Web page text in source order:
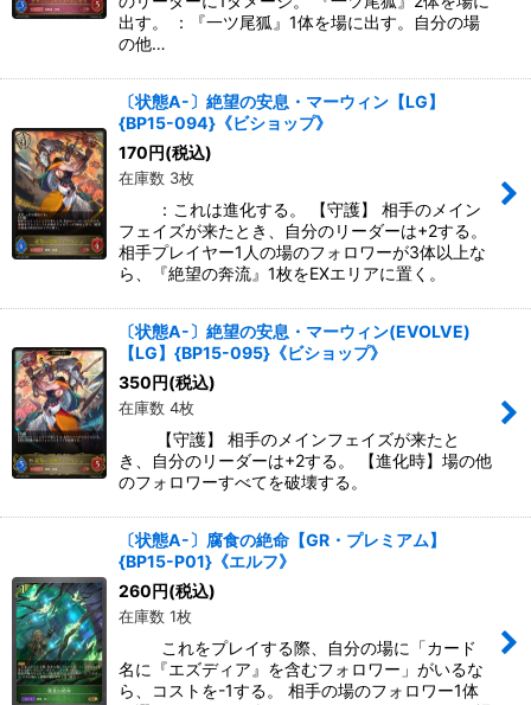
出す。 ：『一ツ尾狐』1体を場に出す。自分の場
の他…
〔状態A-〕絶望の安息・マーウィン【LG】
{BP15-094}《ビショップ》
170円(税込)
在庫数 3枚
：これは進化する。 【守護】 相手のメイン
フェイズが来たとき、自分のリーダーは+2する。
相手プレイヤー1人の場のフォロワーが3体以上な
ら、『絶望の奔流』1枚をEXエリアに置く。
〔状態A-〕絶望の安息・マーウィン(EVOLVE)
【LG】{BP15-095}《ビショップ》
350円(税込)
在庫数 4枚
【守護】 相手のメインフェイズが来たと
き、自分のリーダーは+2する。 【進化時】場の他
のフォロワーすべてを破壊する。
〔状態A-〕腐食の絶命【GR・プレミアム】
{BP15-P01}《エルフ》
260円(税込)
在庫数 1枚
これをプレイする際、自分の場に「カード
名に『エズディア』を含むフォロワー」がいるな
ら、コストを-1する。 相手の場のフォロワー1体